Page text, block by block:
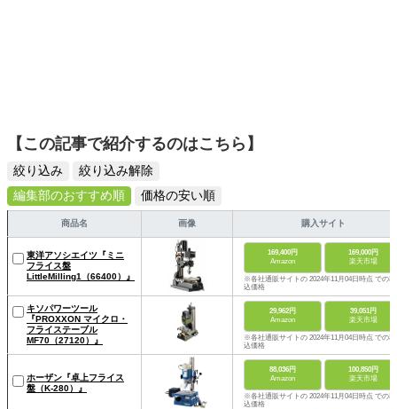
【この記事で紹介するのはこちら】
絞り込み
絞り込み解除
編集部のおすすめ順
価格の安い順
商品名 画像 購入サイト
東洋アソシエイツ『ミニ
フライス盤
LittleMilling1（66400）』
169,400円
Amazon
169,000円
楽天市場
※各社通販サイトの 2024年11月04日時点 での税
込価格
キソパワーツール
『PROXXON マイクロ・
フライステーブル
MF70（27120）』
29,962円
Amazon
39,051円
楽天市場
※各社通販サイトの 2024年11月04日時点 での税
込価格
ホーザン『卓上フライス
盤（K-280）』
88,036円
Amazon
100,850円
楽天市場
※各社通販サイトの 2024年11月04日時点 での税
込価格